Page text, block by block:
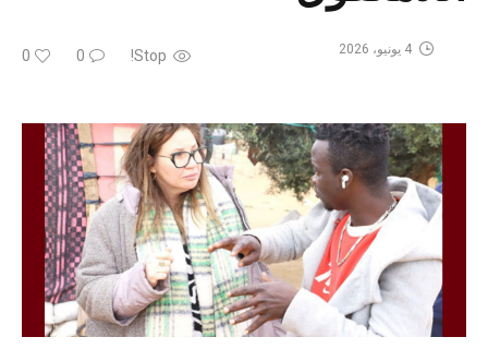
Stop!
0
0 4 يونيو، 2026